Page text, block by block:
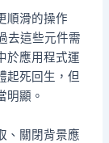
順滑的操作
去這些元件需
於應用程式運
起死回生，但
明顯。
、關閉背景應